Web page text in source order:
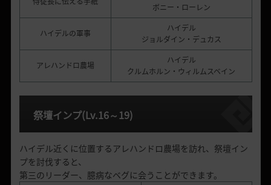
ボニー・ローレン
ハイデルの軍事
ハイデル
ジョルダイン・デュカス
アレハンドロ農場
ハイデル
クルムホルン・ウィルムスベイン
祭壇インプ(Lv.16～19)
ハイデル近くに位置するアレハンドロ農場を訪れ、祭壇イン
プを討伐すると、
第三のリーダー、臆病なベグに会うことができます。